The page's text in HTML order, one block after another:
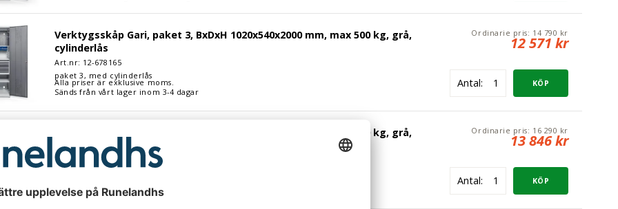
Gari, paket 3, BxDxH 1020x540x2000 mm, max 500 kg, grå, cylinderlås
Verktygsskåp Gari, paket 3, BxDxH 1020x540x2000 mm, max 500 kg, grå,
cylinderlås
Art.nr: 12-678165
paket 3, med cylinderlås
Alla priser är exklusive moms.
Sänds från vårt lager inom 3-4 dagar
Ordinarie pris: 14 790 kr
12 571 kr
Antal:
Gari, paket 3, BxDxH 1020x540x2000 mm, max 500 kg, grå, kodlås
Verktygsskåp Gari, paket 3, BxDxH 1020x540x2000 mm, max 500 kg, grå,
kodlås
Art.nr: 12-
678166
Sänds från vårt lager inom 3-4 dagar
Ordinarie pris: 16 290 kr
13 846 kr
Antal: